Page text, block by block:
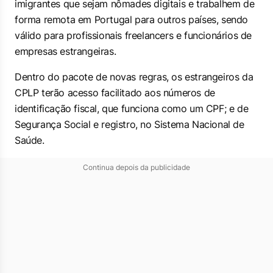
imigrantes que sejam nômades digitais e trabalhem de
forma remota em Portugal para outros países, sendo
válido para profissionais freelancerse funcionários de
empresas estrangeiras.
Dentro do pacote de novas regras, os estrangeiros da
CPLP terão acesso facilitado aos números de
identificação fiscal, que funciona como um CPF; e de
Segurança Social e registro, no Sistema Nacional de
Saúde.
Continua depois da publicidade